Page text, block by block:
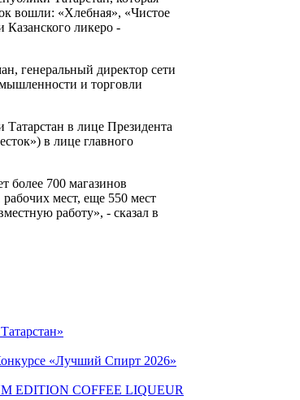
вошли: «Хлебная», «Чистое
ликеро -
генеральный директор сети
и торговли
в лице Президента
в лице главного
более 700 магазинов
мест, еще 550 мест
работу», - сказал в
«Лучший Спирт 2026»
EDITION COFFEE LIQUEUR